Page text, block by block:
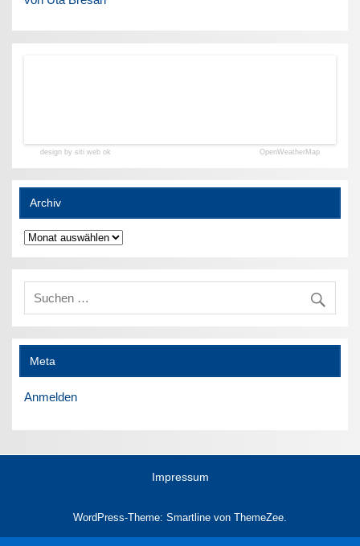
design by siti web ok OpenWeatherMap
Archiv
Archiv
Meta
Anmelden
Impressum
WordPress-Theme: Smartline von ThemeZee.